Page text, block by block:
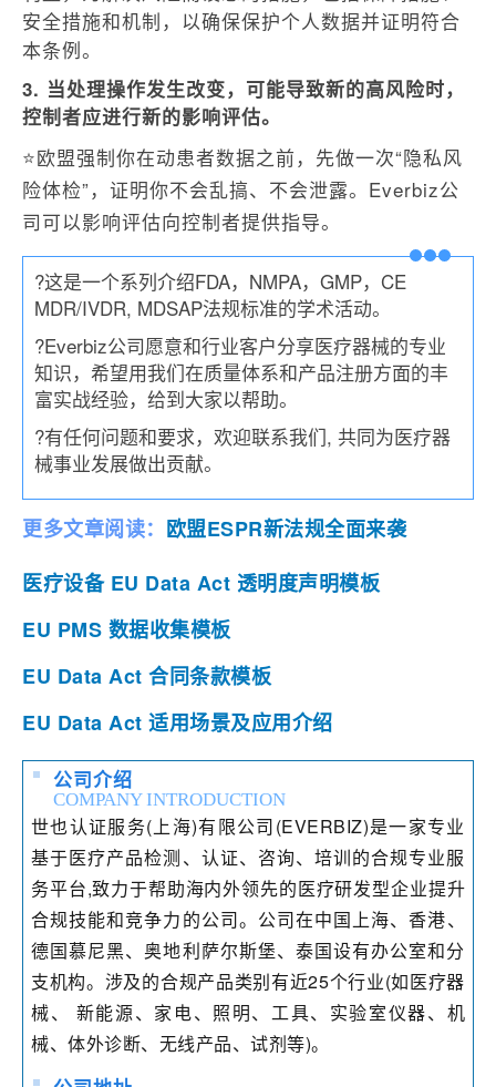
安全措施和机制，以确保保护个人数据并证明符合
本条例。
3. 当处理操作发生改变，可能导致新的高风险时，
控制者应进行新的影响评估。
⭐欧盟强制你在动患者数据之前，先做一次“隐私风
险体检”，证明你不会乱搞、不会泄露。Everbiz公
司可以影响评估向控制者提供指导。
?这是一个系列介绍FDA，NMPA，GMP，CE
MDR/IVDR, MDSAP法规标准的学术活动。
?Everbiz公司愿意和行业客户分享医疗器械的专业
知识，希望用我们在质量体系和产品注册方面的丰
富实战经验，给到大家以帮助。
?有任何问题和要求，欢迎联系我们, 共同为医疗器
械事业发展做出贡献。
更多文章阅读： 欧盟ESPR新法规全面来袭
医疗设备 EU Data Act 透明度声明模板
EU PMS 数据收集模板
EU Data Act 合同条款模板
EU Data Act 适用场景及应用介绍
公司介绍
COMPANY INTRODUCTION
世也认证服务(上海)有限公司(EVERBIZ)是一家专业
基于医疗产品检测、认证、咨询、培训的合规专业服
务平台,致力于帮助海内外领先的医疗研发型企业提升
合规技能和竞争力的公司。 公司在中国上海、香港、
德国慕尼黑、奥地利萨尔斯堡、泰国设有办公室和分
支机构。涉及的合规产品类别有近25个行业(如医疗器
械、 新能源、家电、照明、工具、实验室仪器、机
械、体外诊断、无线产品、试剂等)。